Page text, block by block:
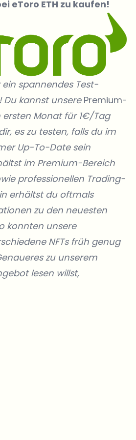
eToro ETH zu kaufen!
spannendes Test-
kannst unsere Premium-
ersten Monat für 1€/Tag
es zu testen, falls du im
Up-To-Date sein
im Premium-Bereich
professionellen Trading-
erhältst du oftmals
zu den neuesten
konnten unsere
NFTs früh genug
zu unserem
lesen willst,